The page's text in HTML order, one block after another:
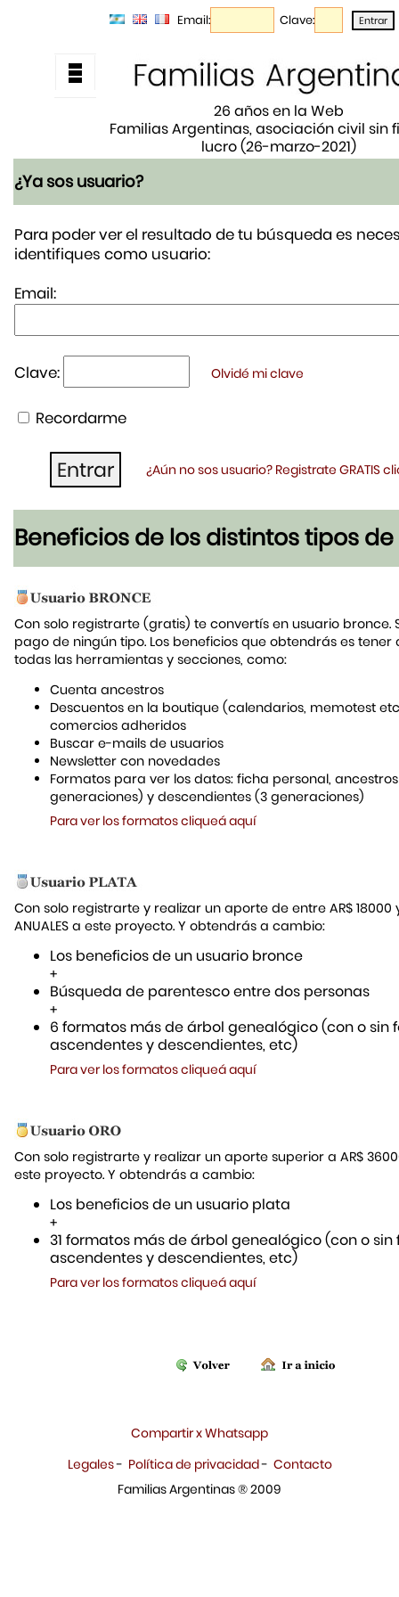
Email: Clave:
26 años en la Web
Familias Argentinas, asociación civil sin
lucro (26-marzo-2021)
¿Ya sos usuario?
Para poder ver el resultado de tu búsqueda es
identifiques como usuario:
Email:
Clave: Olvidé mi clave
Recordarme
¿Aún no sos usuario? Registrate GRATIS
Beneficios de los distintos tipos de
Con solo registrarte (gratis) te convertís en usuario bronce.
pago de ningún tipo. Los beneficios que obtendrás es tener
todas las herramientas y secciones, como:
Cuenta ancestros
Descuentos en la boutique (calendarios, memotest
comercios adheridos
Buscar e-mails de usuarios
Newsletter con novedades
Formatos para ver los datos: ficha personal,
generaciones) y descendientes (3 generaciones)
Para ver los formatos cliqueá aquí
Con solo registrarte y realizar un aporte de entre AR$ 18000
ANUALES a este proyecto. Y obtendrás a cambio:
Los beneficios de un usuario bronce
+
Búsqueda de parentesco entre dos personas
+
6 formatos más de árbol genealógico (con o sin
ascendentes y descendientes, etc)
Para ver los formatos cliqueá aquí
Con solo registrarte y realizar un aporte superior a AR$
este proyecto. Y obtendrás a cambio:
Los beneficios de un usuario plata
+
31 formatos más de árbol genealógico (con o sin
ascendentes y descendientes, etc)
Para ver los formatos cliqueá aquí
Compartir x Whatsapp
Legales- Política de privacidad- Contacto
Familias Argentinas ® 2009